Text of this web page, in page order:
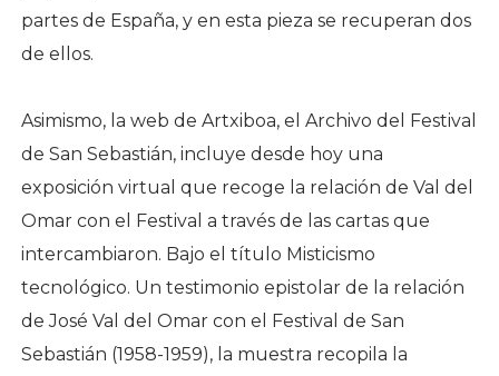
partes de España, y en esta pieza se recuperan dos
de ellos.
Asimismo, la web de Artxiboa, el Archivo del Festival
de San Sebastián, incluye desde hoy una
exposición virtual que recoge la relación de Val del
Omar con el Festival a través de las cartas que
intercambiaron. Bajo el título Misticismo
tecnológico. Un testimonio epistolar de la relación
de José Val del Omar con el Festival de San
Sebastián (1958-1959), la muestra recopila la